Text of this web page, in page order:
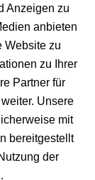
4 Monate
Anzeigen zu
anbieten
Website zu
zu Ihrer
Partner für
Unsere
mit
bereitgestellt
der